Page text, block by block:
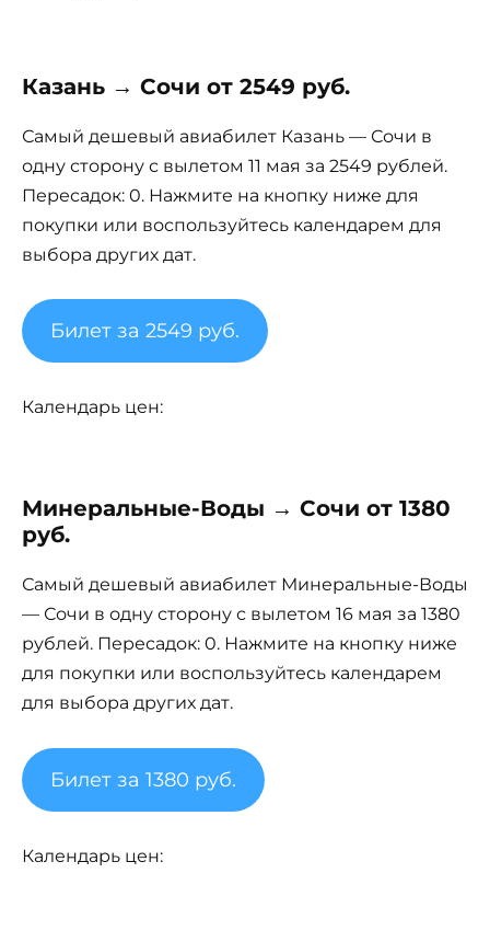
Казань → Сочи от 2549 руб.
Самый дешевый авиабилет Казань — Сочи в
одну сторону с вылетом 11 мая за 2549 рублей.
Пересадок: 0. Нажмите на кнопку ниже для
покупки или воспользуйтесь календарем для
выбора других дат.
Билет за 2549 руб.
Календарь цен:
Минеральные-Воды → Сочи от 1380
руб.
Самый дешевый авиабилет Минеральные-Воды
— Сочи в одну сторону с вылетом 16 мая за 1380
рублей. Пересадок: 0. Нажмите на кнопку ниже
для покупки или воспользуйтесь календарем
для выбора других дат.
Билет за 1380 руб.
Календарь цен: